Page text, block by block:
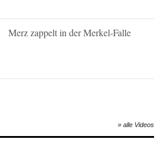
Merz zappelt in der Merkel-Falle
» alle Videos